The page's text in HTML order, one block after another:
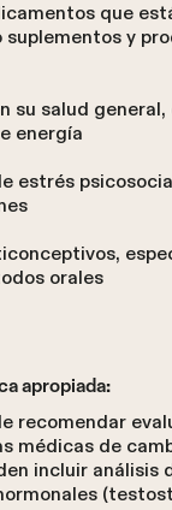
que
suplementos y
su salud
energía
estrés
orales
apropiada:
recomendar
médicas de
incluir análisis